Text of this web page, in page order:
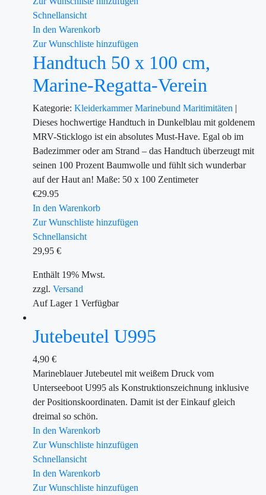
Schnellansicht
In den Warenkorb
Zur Wunschliste hinzufügen
Handtuch 50 x 100 cm,
Marine-Regatta-Verein
Kategorie: KleiderkammerMarinebund Maritimitäten |
Dieses hochwertige Handtuch in Dunkelblau mit goldenem
MRV-Sticklogo ist ein absolutes Must-Have. Egal ob im
Badezimmer oder am Strand – das Handtuch überzeugt mit
seinen 100 Prozent Baumwolle und fühlt sich wunderbar
auf der Haut an! Maße: 50 x 100 Zentimeter
€29.95
In den Warenkorb
Zur Wunschliste hinzufügen
Schnellansicht
29,95 €
Enthält 19% Mwst.
zzgl. Versand
Auf Lager1 Verfügbar
Jutebeutel U995
4,90 €
Marineblauer Jutebeutel mit weißem Druck vom
Unterseeboot U995 als Konstruktionszeichnung inklusive
der Positionskoordinaten. Damit ist der Einkauf gleich
dreimal so schön.
In den Warenkorb
Zur Wunschliste hinzufügen
Schnellansicht
In den Warenkorb
Zur Wunschliste hinzufügen